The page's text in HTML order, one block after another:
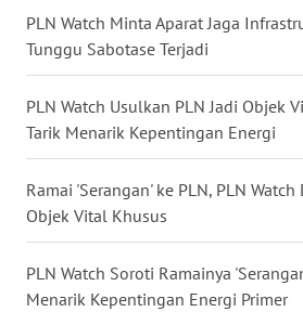
PLN Watch Minta Aparat Jaga
Tunggu Sabotase Terjadi
PLN Watch Usulkan PLN Jadi Objek
Tarik Menarik Kepentingan Energi
Ramai 'Serangan' ke PLN, PLN
Objek Vital Khusus
PLN Watch Soroti Ramainya
Menarik Kepentingan Energi Primer
WN
MALUKU
MALUT
DAIRI